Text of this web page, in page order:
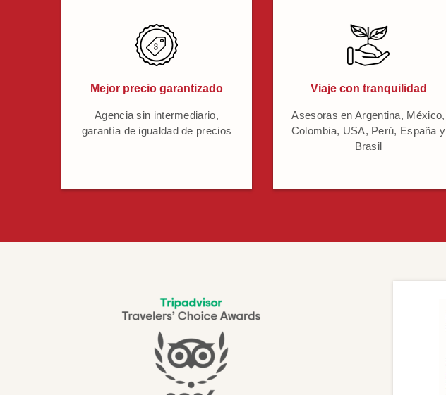
Mejor precio garantizado
Agencia sin intermediario,
garantía de igualdad de precios
Viaje con tranquilidad
Asesoras en Argentina, México,
Colombia, USA, Perú, España y
Brasil